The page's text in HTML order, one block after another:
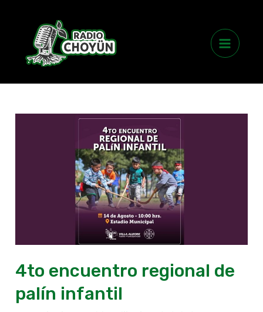
Menu
4to encuentro regional de
palín infantil